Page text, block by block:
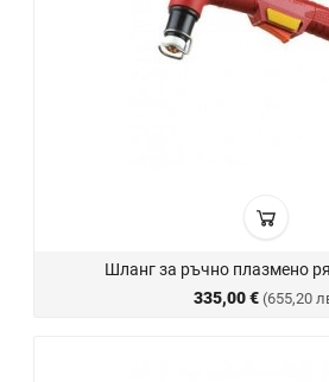
Шланг за ръчно плазмено
335,00 € (655,20